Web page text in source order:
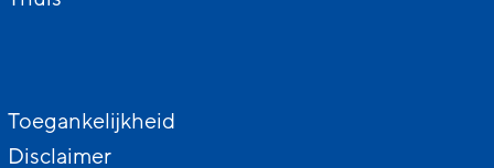
Toegankelijkheid
Disclaimer